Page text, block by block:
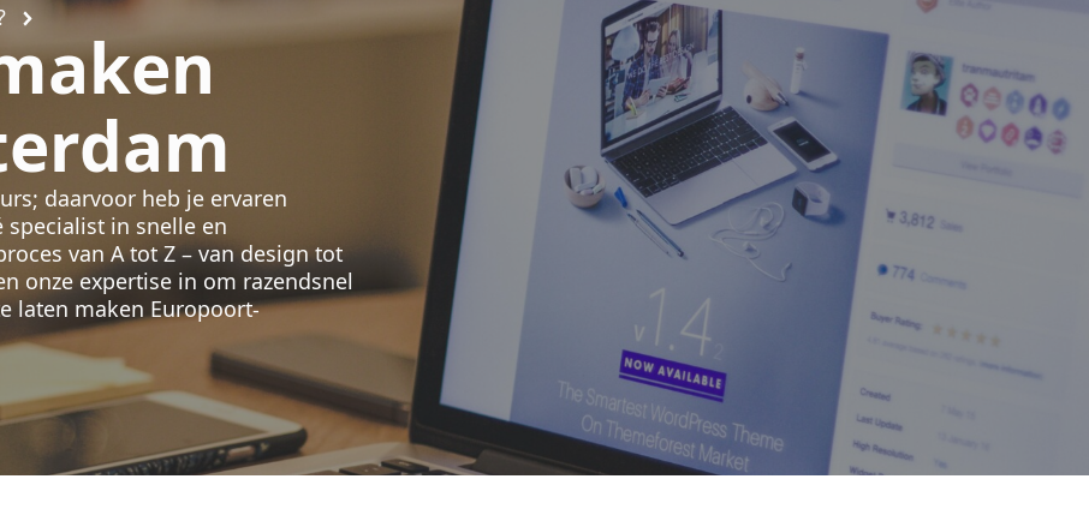
daarvoor heb je ervaren
in snelle en
van A tot Z – van design tot
onze expertise in om razendsnel
laten maken Europoort-